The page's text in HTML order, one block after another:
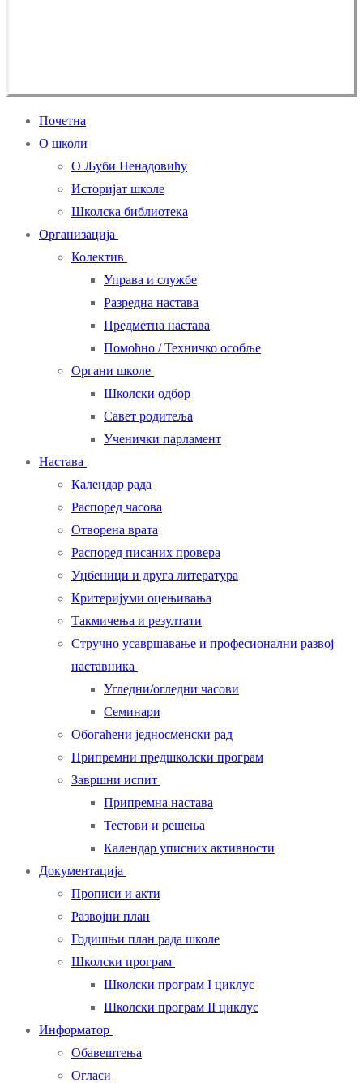
Почетна
О школи
О Љуби Ненадовићу
Историјат школе
Школска библиотека
Организација
Колектив
Управа и службе
Разредна настава
Предметна настава
Помоћно / Техничко особље
Органи школе
Школски одбор
Савет родитеља
Ученички парламент
Настава
Календар рада
Распоред часова
Отворена врата
Распоред писаних провера
Уџбеници и друга литература
Критеријуми оцењивања
Такмичења и резултати
Стручно усавршавање и професионални развој
наставника
Угледни/огледни часови
Семинари
Обогаћени једносменски рад
Припремни предшколски програм
Завршни испит
Припремна настава
Тестови и решења
Календар уписних активности
Документација
Прописи и акти
Развојни план
Годишњи план рада школе
Школски програм
Школски програм I циклус
Школски програм II циклус
Информатор
Обавештења
Огласи